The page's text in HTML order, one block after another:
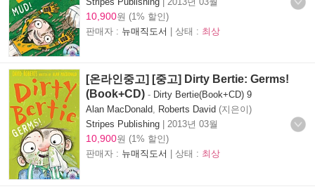
10,900원 (1% 할인)
판매자 : 뉴매직도서 | 상태 : 최상
[온라인중고] [중고] Dirty Bertie: Germs!
(Book+CD) - Dirty Bertie(Book+CD) 9
Alan MacDonald Roberts David (지은이)
Stripes Publishing | 2013년 03월
10,900원 (1% 할인)
판매자 : 뉴매직도서 | 상태 : 최상